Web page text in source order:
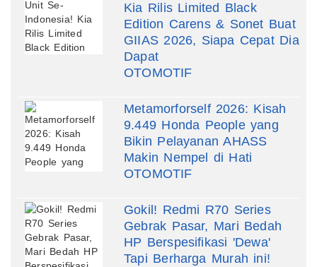
Kia Rilis Limited Black
Edition Carens & Sonet Buat
GIIAS 2026, Siapa Cepat Dia
Dapat
OTOMOTIF
Metamorforself 2026: Kisah
9.449 Honda People yang
Bikin Pelayanan AHASS
Makin Nempel di Hati
OTOMOTIF
Gokil! Redmi R70 Series
Gebrak Pasar, Mari Bedah
HP Berspesifikasi 'Dewa'
Tapi Berharga Murah ini!